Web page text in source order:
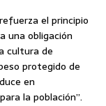
el principio
una obligación
cultura de
protegido de
en
la población”.